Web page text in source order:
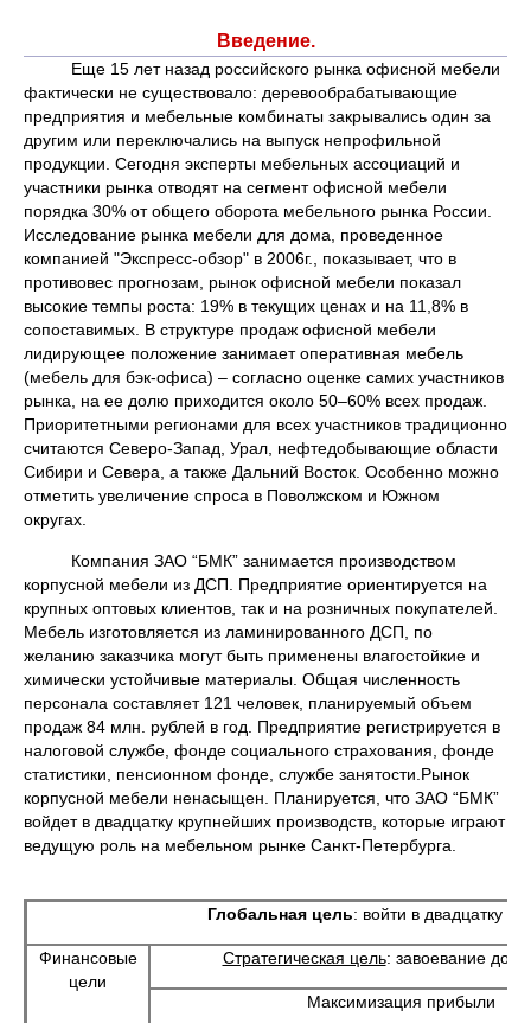
Введение.
Еще 15 лет назад российского рынка офисной мебели
фактически не существовало: деревообрабатывающие
предприятия и мебельные комбинаты закрывались один за
другим или переключались на выпуск непрофильной
продукции. Сегодня эксперты мебельных ассоциаций и
участники рынка отводят на сегмент офисной мебели
порядка 30% от общего оборота мебельного рынка России.
Исследование рынка мебели для дома, проведенное
компанией "Экспресс-обзор" в 2006г., показывает, что в
противовес прогнозам, рынок офисной мебели показал
высокие темпы роста: 19% в текущих ценах и на 11,8% в
сопоставимых. В структуре продаж офисной мебели
лидирующее положение занимает оперативная мебель
(мебель для бэк-офиса) – согласно оценке самих участников
рынка, на ее долю приходится около 50–60% всех продаж.
Приоритетными регионами для всех участников традиционно
считаются Северо-Запад, Урал, нефтедобывающие области
Сибири и Севера, а также Дальний Восток. Особенно можно
отметить увеличение спроса в Поволжском и Южном
округах.
Компания ЗАО “БМК” занимается производством
корпусной мебели из ДСП. Предприятие ориентируется на
крупных оптовых клиентов, так и на розничных покупателей.
Мебель изготовляется из ламинированного ДСП, по
желанию заказчика могут быть применены влагостойкие и
химически устойчивые материалы. Общая численность
персонала составляет 121 человек, планируемый объем
продаж 84 млн. рублей в год. Предприятие регистрируется в
налоговой службе, фонде социального страхования, фонде
статистики, пенсионном фонде, службе занятости.Рынок
корпусной мебели ненасыщен. Планируется, что ЗАО “БМК”
войдет в двадцатку крупнейших производств, которые играют
ведущую роль на мебельном рынке Санкт-Петербурга.
Глобальная цель: войти в двадцатку
Финансовые
цели
Стратегическая цель: завоевание
Максимизация прибыли